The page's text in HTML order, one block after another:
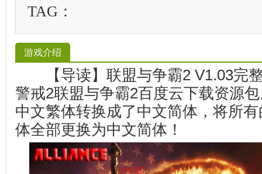
TAG：
游戏介绍
【导读】联盟与争霸2 V1.03完
警戒2联盟与争霸2百度云下载资源
中文繁体转换成了中文简体，将所
体全部更换为中文简体！